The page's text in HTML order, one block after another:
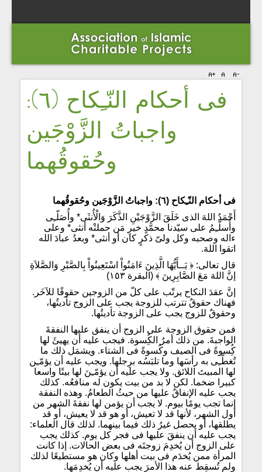
فى أحكام النّـِكاح (٦):
واجباتُ الزَّوْجَين
وحُقوقُهما
فى أحكام النّـِكاح (٦): واجباتُ الزَّوْجَين وحُقوقُهما
أَحْمَدُ اللهَ الذى خَلَقَ الزَّوْجَيْنِ الذَّكَرَ وَالْأُنثَى* وأُصَلّـِى
وأُسلّـِمُ على سيّدنا محمَّدٍ خيرِ مَن حملتْه أنثى* وعلى
ءاله وصحبه وكل ولىّ ذكرٍ كان أو أنثى* وبعدُ عبادَ الله
اتقوا اللهَ.
قال تعالى: ﴿ يَــأَيُّهَا الَّذِينَ ءَامَنُواْ اسْتَعِينُواْ بِالصَّبْرِ وَالصَّلاَةِ
إنَّ اللهَ مَعَ الصَّابِرِينَ ﴾ (البقرة ١٥٣)
إنَّ عقدَ النكاح يرتّب على كلّ من الزوجين حقوقًا للآخَر.
فهناك حقوقٌ تترتب للزوجة يجب على الزوج تأديتُها،
وحقوقٌ للزوج يجب على الزوجة تأديتُها.
فمن حقوق الزوجة على الزوج أن ينفق عليها النفقةَ
الواجبةَ. من ذلك أمرُ الكُِسوة. فيجب عليه أن يهيئَ لها
كُِسوةً فى الصيف وكُسوةً فى الشتاء. ويشمَل ذلك ما
تُغطّـِى به رأسَها وما تلبَسُه برِجلها. ويجب عليه أن يؤمّـِن
لها المبيتَ اللائق. ولا يجب عليه أن يؤمّـِنَ لها بيتًا واسعا
كبيرا ضخما. لكن لا بد من بيت يكون له منافعُه. كذلك
يجب عليه الإنفاقُ عليها من حيثُ الطعامُ. وهذه النفقة
إنما تجب يومًا بيوم. لا يجب أن يؤمن لها نفقةَ الشهر من
أول الشهر، لأنها قد لا تعيش، أو هو قد لا يعيش، أو قد
يطلقها، أو يحصل غيرُ ذلك فيما بينهما. لذلك قال العلماء:
يجب عليه أن ينفقَ عليها فى فجر كل يوم. كذلك يجب
على الزوج أن يُخدِمَ زوجتَه فى بعض الحالات. إذا كانت
المرأة ممن يُخدَم فى بيت أهلها وكان هو مستطيعًا لذلك
ولم تُسقِط عنه هذا الأمرَ يجب عليه أن يُخدِمَها.